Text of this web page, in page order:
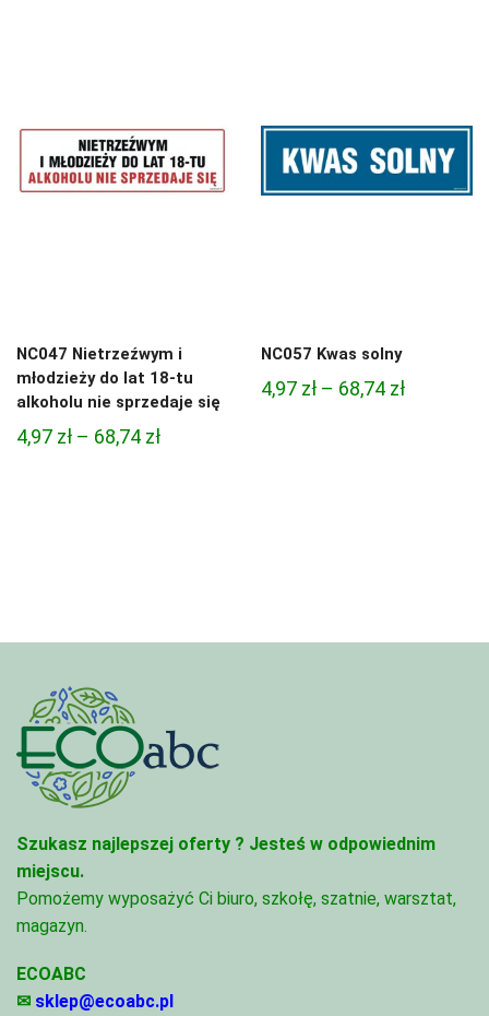
NC047 Nietrzeźwym i
młodzieży do lat 18-tu
alkoholu nie sprzedaje się
4,97 zł – 68,74 złZakres
NC057 Kwas solny
4,97 zł – 68,74 złZakres
Szukasz najlepszej oferty ? Jesteś w odpowiednim
miejscu.
Pomożemy wyposażyć Ci biuro, szkołę, szatnie, warsztat,
magazyn.
ECOABC
✉ sklep@ecoabc.pl